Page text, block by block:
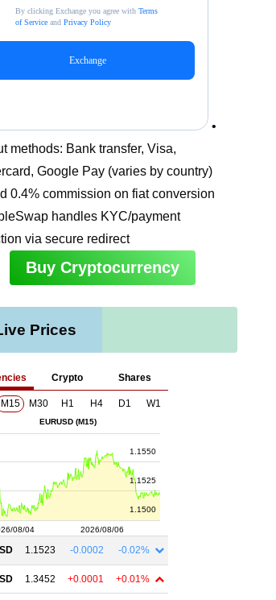
•
methods: Bank transfer, Visa,
Google Pay (varies by country)
0.4% commission on fiat conversion
handles KYC/payment
via secure redirect
Buy Cryptocurrency
Prices